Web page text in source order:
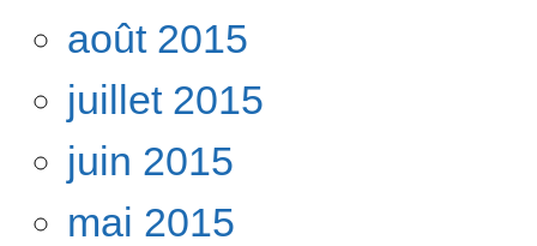
août 2015
juillet 2015
juin 2015
mai 2015